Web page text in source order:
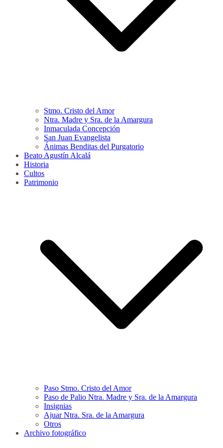
Stmo. Cristo del Amor
Ntra. Madre y Sra. de la Amargura
Inmaculada Concepción
San Juan Evangelista
Ánimas Benditas del Purgatorio
Beato Agustín Alcalá
Historia
Cultos
Patrimonio
Paso Stmo. Cristo del Amor
Paso de Palio Ntra. Madre y Sra. de la Amargura
Insignias
Ajuar Ntra. Sra. de la Amargura
Otros
Archivo fotográfico